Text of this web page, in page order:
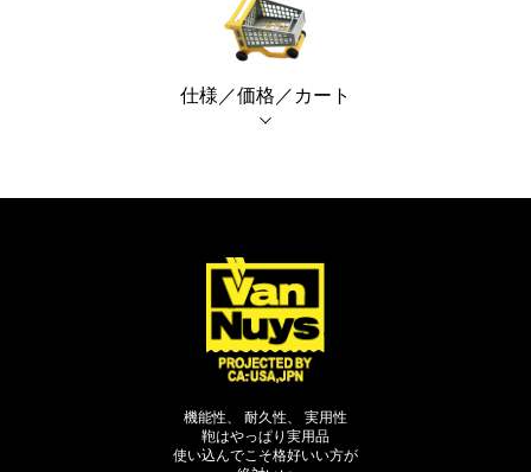
仕様／価格／カート
機能性、 耐久性、 実用性
鞄はやっぱり実用品
使い込んでこそ格好いい方が